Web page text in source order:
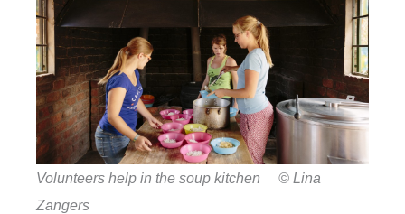
Volunteers help in the soup kitchen © Lina
Zangers